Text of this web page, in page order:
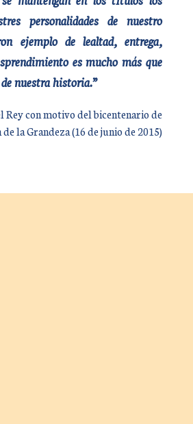
personalidades de nuestro
ejemplo de lealtad, entrega,
es mucho más que
nuestra historia.”
Rey con motivo del bicentenario de
la Grandeza (16 de junio de 2015)